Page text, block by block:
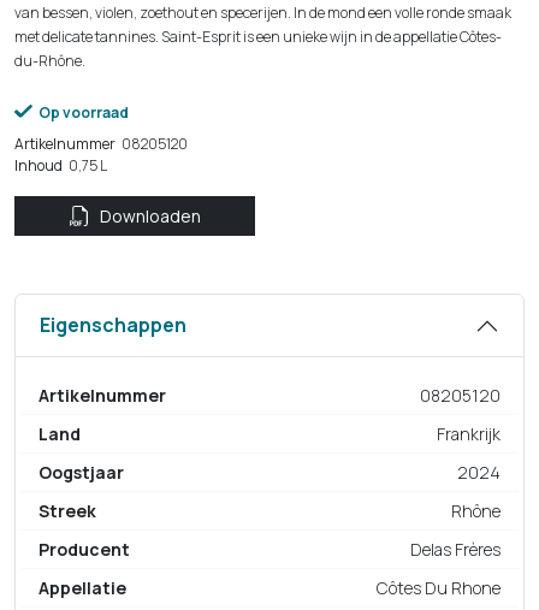
van bessen, violen, zoethout en specerijen. In de mond een volle ronde smaak
met delicate tannines. Saint-Esprit is een unieke wijn in de appellatie Côtes-
du-Rhône.
Op voorraad
Artikelnummer 08205120
Inhoud 0,75 L
Downloaden
Eigenschappen
Artikelnummer
08205120
Land
Frankrijk
Oogstjaar
2024
Streek
Rhône
Producent
Delas Frères
Appellatie
Côtes Du Rhone